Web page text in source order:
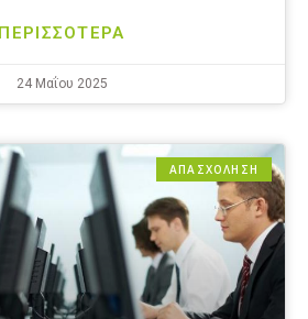
ΠΕΡΙΣΣΟΤΕΡΑ
24 Μαΐου 2025
ΑΠΑΣΧΟΛΗΣΗ